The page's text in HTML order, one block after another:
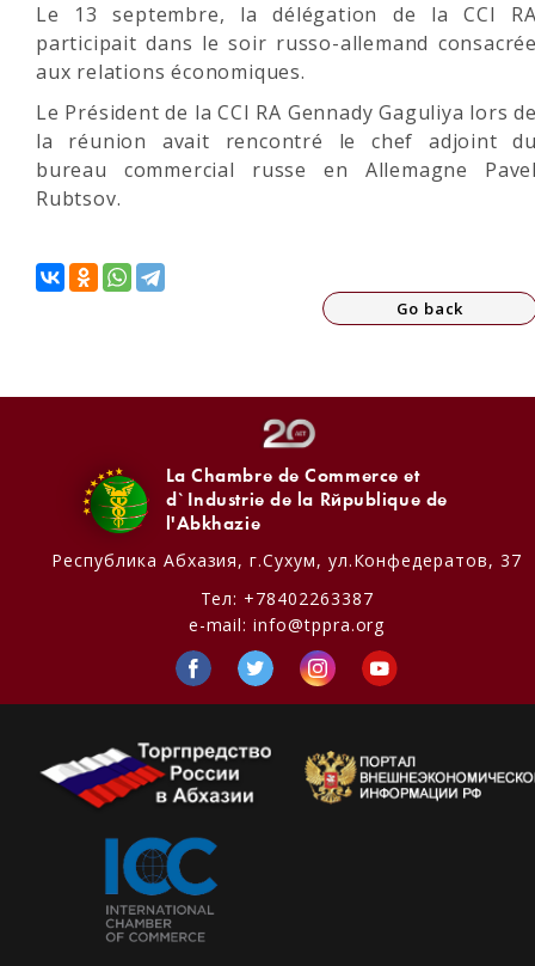
Le 13 septembre, la délégation de la CCI
participait dans le soir russo-allemand
aux relations économiques.
Le Président de la CCI RA Gennady Gaguliya lors
la réunion avait rencontré le chef adjoint
bureau commercial russe en Allemagne
Rubtsov.
Go back
La Chambre de Commerce et
d`Industrie de la République de
l'Abkhazie
Республика Абхазия, г.Сухум, ул.Конфедератов, 37
Тел: +78402263387
e-mail:info@tppra.org